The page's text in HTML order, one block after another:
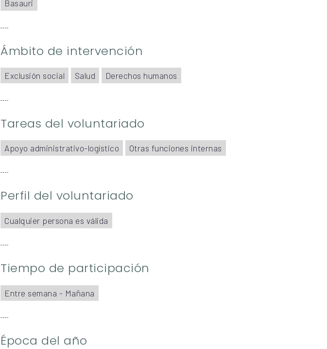
Basauri
Ámbito de intervención
Exclusión social Salud Derechos humanos
Tareas del voluntariado
Apoyo administrativo-logístico Otras funciones internas
Perfil del voluntariado
Cualquier persona es válida
Tiempo de participación
Entre semana - Mañana
Época del año